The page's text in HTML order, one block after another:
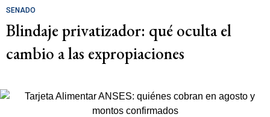
SENADO
Blindaje privatizador: qué oculta el
cambio a las expropiaciones